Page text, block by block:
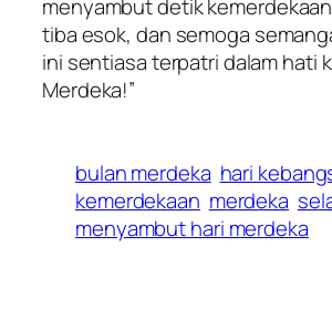
menyambut detik
tiba esok, dan semoga
ini sentiasa terpatri dalam hati
Merdeka!”
bulan merdeka hari
kemerdekaan merdeka
menyambut hari merdeka